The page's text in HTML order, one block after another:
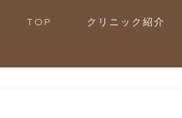
TOP クリニック紹介